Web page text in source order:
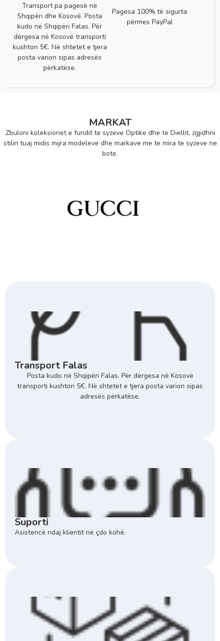
Transport pa pagesë në
Shqipëri dhe Kosovë. Posta
kudo në Shqipëri Falas. Për
dërgesa në Kosovë transporti
kushton 5€. Në shtetet e tjera
posta varion sipas adresës
përkatëse.
Pagesa 100% të sigurta
përmes PayPal
MARKAT
Zbuloni koleksionet e fundit te syzeve Optike dhe te Diellit, zgjidhni
stilin tuaj midis mijra modeleve dhe markave me te mira te syzeve ne
bote.
Transport Falas
Posta kudo në Shqipëri Falas. Për dërgesa në Kosovë
transporti kushton 5€. Në shtetet e tjera posta varion sipas
adresës përkatëse.
Suporti
Asistencë ndaj klientit në çdo kohë.